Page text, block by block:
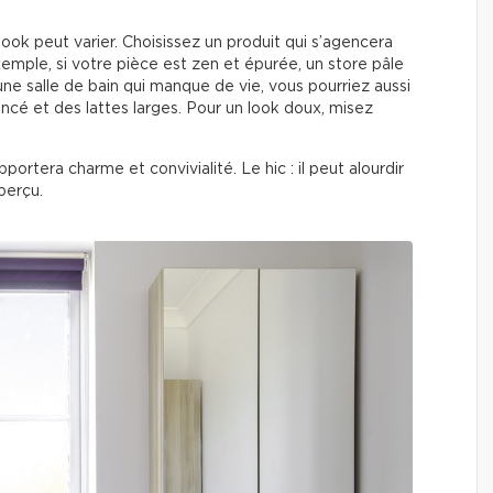
peut varier. Choisissez un produit qui s’agencera
si votre pièce est zen et épurée, un store pâle
salle de bain qui manque de vie, vous pourriez aussi
et des lattes larges. Pour un look doux, misez
charme et convivialité. Le hic : il peut alourdir